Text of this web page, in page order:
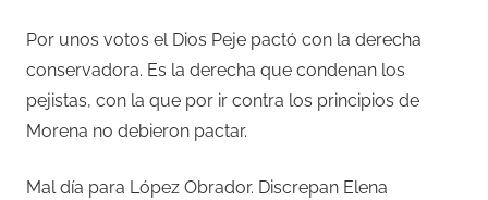
Por unos votos el Dios Peje pactó con la derecha
conservadora. Es la derecha que condenan los
pejistas, con la que por ir contra los principios de
Morena no debieron pactar.
Mal día para López Obrador. Discrepan Elena